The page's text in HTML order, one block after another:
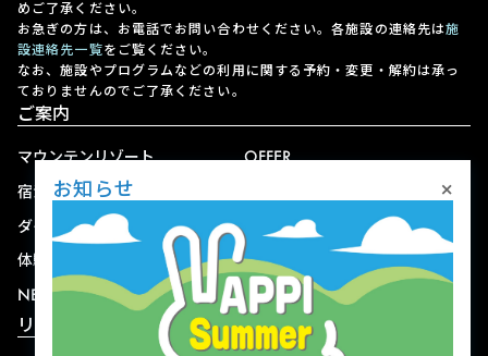
めご了承ください。
お急ぎの方は、お電話でお問い合わせください。各施設の連絡先は施
設連絡先一覧をご覧ください。
なお、施設やプログラムなどの利用に関する予約・変更・解約は承っ
ておりませんのでご了承ください。
ご案内
マウンテンリゾート
宿泊
ダイニング
体験
NEWS
OFFER
ショップ
リゾート情報
お知らせ ×